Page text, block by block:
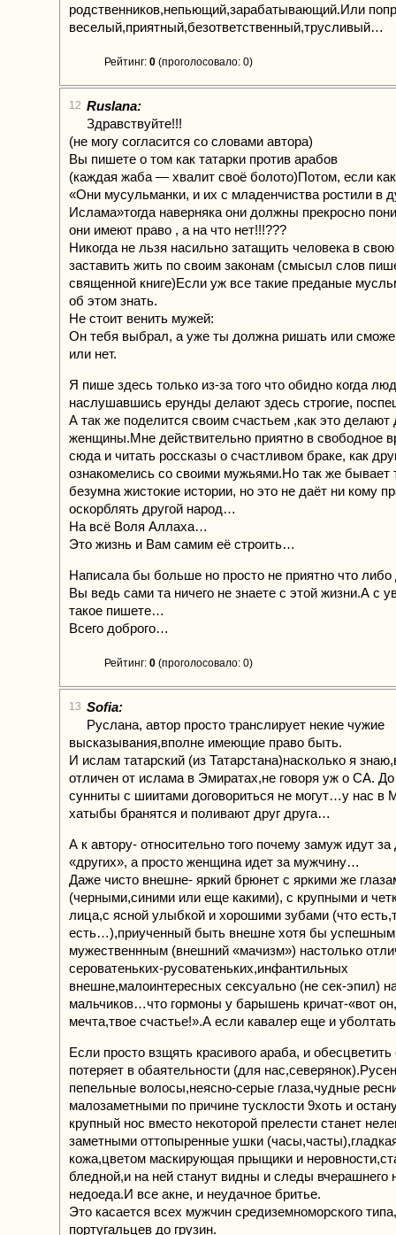
родственников,непьющий,зарабатывающий.Или
веселый,приятный,безответственный,трусливый…
Рейтинг: 0 (проголосовало: 0)
12 Ruslana:
Здравствуйте!!!
(не могу согласится со словами автора)
Вы пишете о том как татарки против арабов
(каждая жаба — хвалит своё болото)Потом, если
«Они мусульманки, и их с младенчиства ростили в
Ислама»тогда наверняка они должны прекросно
они имеют право , а на что нет!!!???
Никогда не льзя насильно затащить человека в
заставить жить по своим законам (смысыл слов
священной книге)Если уж все такие преданые
об этом знать.
Не стоит венить мужей:
Он тебя выбрал, а уже ты должна ришать или
или нет.
Я пише здесь только из-за того что обидно когда
наслушавшись ерунды делают здесь строгие,
А так же поделится своим счастьем ,как это делают
женщины.Мне действительно приятно в свободное
сюда и читать россказы о счастливом браке, как
ознакомелись со своими мужьями.Но так же бывает
безумна жистокие истории, но это не даёт ни кому
оскорблять другой народ…
На всё Воля Аллаха…
Это жизнь и Вам самим её строить…
Написала бы больше но просто не приятно что либо
Вы ведь сами та ничего не знаете с этой жизни.А с
такое пишете…
Всего доброго…
Рейтинг: 0 (проголосовало: 0)
13 Sofia:
Руслана, автор просто транслирует некие чужие
высказывания,вполне имеющие право быть.
И ислам татарский (из Татарстана)насколько я
отличен от ислама в Эмиратах,не говоря уж о СА.
сунниты с шиитами договориться не могут…у нас в
хатыбы бранятся и поливают друг друга…
А к автору- относительно того почему замуж идут за
«других», а просто женщина идет за мужчину…
Даже чисто внешне- яркий брюнет с яркими же
(черными,синими или еще какими), с крупными и
лица,с ясной улыбкой и хорошими зубами (что
есть…),приученный быть внешне хотя бы
мужественнным (внешний «мачизм») настолько
сероватеньких-русоватеньких,инфантильных
внешне,малоинтересных сексуально (не сек-эпил)
мальчиков…что гормоны у барышень кричат-«вот
мечта,твое счастье!».А если кавалер еще и
Если просто взщять красивого араба, и обесцветить
потеряет в обаятельности (для
пепельные волосы,неясно-серые глаза,чудные
малозаметными по причине тусклости 9хоть и
крупный нос вместо некоторой прелести станет
заметными оттопыренные ушки
кожа,цветом маскирующая прыщики и
бледной,и на ней станут видны и следы вчерашнего
недоеда.И все акне, и неудачное бритье.
Это касается всех мужчин средиземноморского
португальцев до грузин.